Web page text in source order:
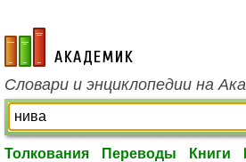
academic.ru
Словари и энциклопедии на
Толкования Переводы Книги